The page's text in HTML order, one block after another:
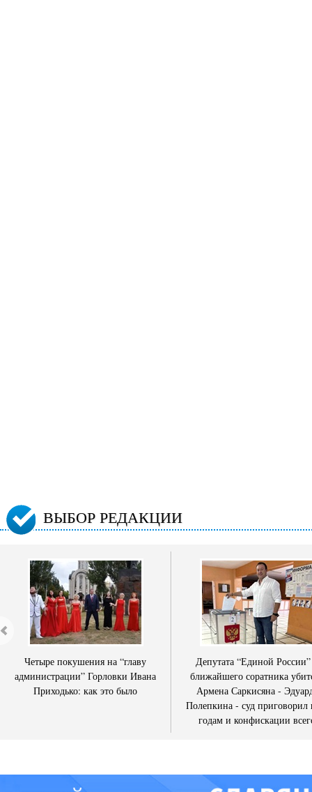
ВЫБОР РЕДАКЦИИ
Четыре покушения на “главу
администрации” Горловки Ивана
Приходько: как это было
Депутата “Единой
ближайшего соратника
Армена Саркисяна -
Полепкина - суд приговорил
годам и конфискации